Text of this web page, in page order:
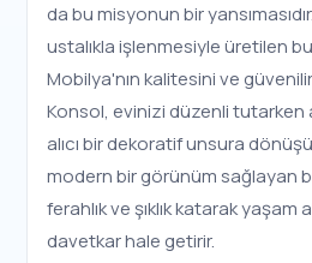
da bu misyonun bir
ustalıkla işlenmesiyle üretilen
Mobilya'nın kalitesini ve
Konsol, evinizi düzenli tutarken
alıcı bir dekoratif unsura
modern bir görünüm sağlayan
ferahlık ve şıklık katarak yaşam
davetkar hale getirir.